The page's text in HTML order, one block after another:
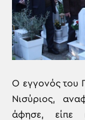
Ο εγγονός του
Νισύριος,
άφησε, είπε